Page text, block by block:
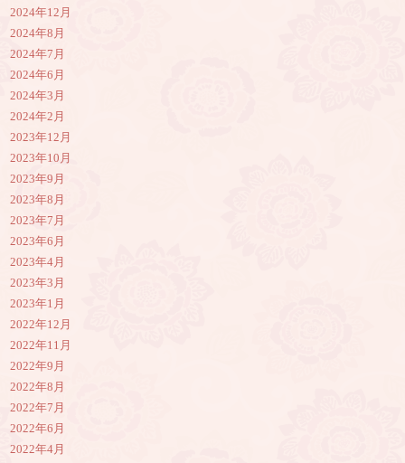
2024年12月
2024年8月
2024年7月
2024年6月
2024年3月
2024年2月
2023年12月
2023年10月
2023年9月
2023年8月
2023年7月
2023年6月
2023年4月
2023年3月
2023年1月
2022年12月
2022年11月
2022年9月
2022年8月
2022年7月
2022年6月
2022年4月